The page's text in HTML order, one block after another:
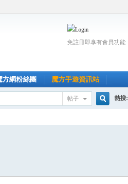
免註冊即享有會員功能
方網粉絲團 魔方手遊資訊站
帖子 熱搜: